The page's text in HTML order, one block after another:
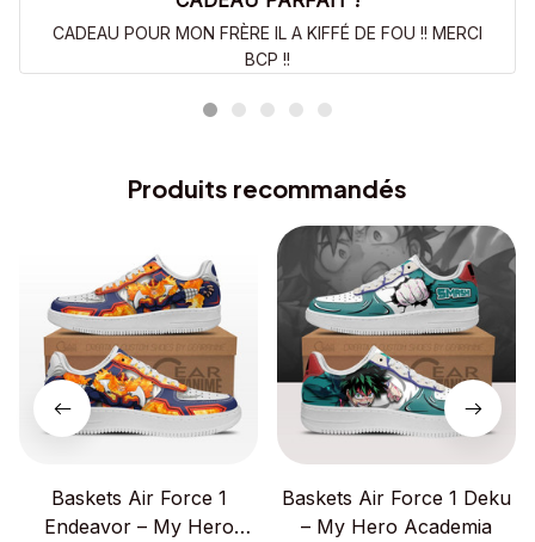
CADEAU POUR MON FRÈRE IL A KIFFÉ DE FOU !! MERCI
BCP !!
Produits recommandés
Baskets Air Force 1
Endeavor – My Hero
Baskets Air Force 1 Deku
– My Hero Academia